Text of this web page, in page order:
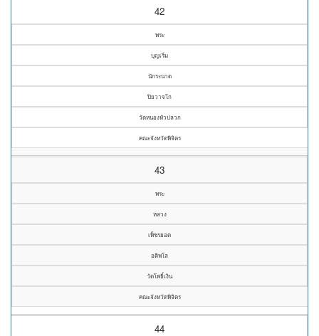
42
พระ
บุญเริ่ม
นักระนาด
ปิยวาจโก
วัดหนองหัวปลวก
คณะจังหวัดพิจิตร
43
พระ
หลวง
เพ็ชรยอด
อติพโล
วัดโพธิ์เงิน
คณะจังหวัดพิจิตร
44